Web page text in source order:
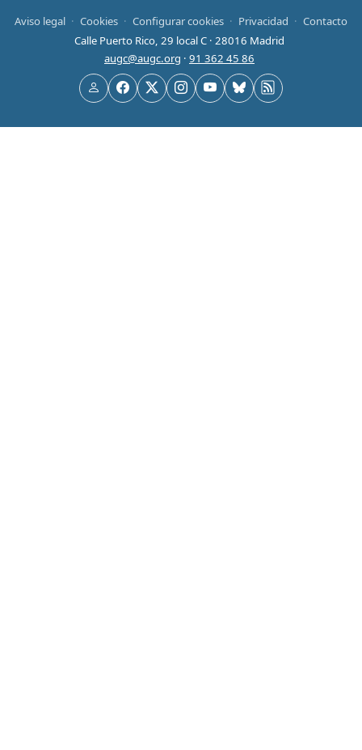
Aviso legal · Cookies · Configurar cookies · Privacidad · Contacto
Calle Puerto Rico, 29 local C · 28016 Madrid
augc@augc.org · 91 362 45 86
UsuarioFacebook
X Instagram
YouTube
Bluesky
RSS